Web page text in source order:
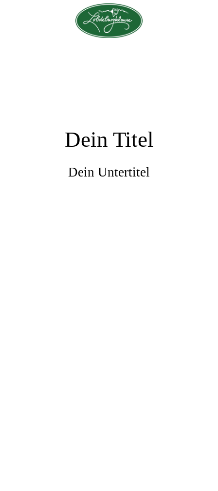
Dein Titel
Dein Untertitel